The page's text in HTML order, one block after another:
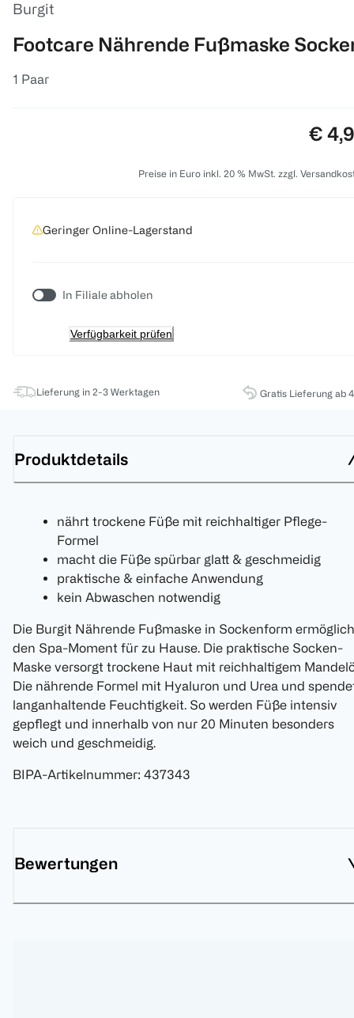
Burgit
Footcare Nährende Fußmaske
1 Paar
€
Preise in Euro inkl. 20 % MwSt. zzgl.
Geringer Online-Lagerstand
In Filiale abholen
Verfügbarkeit prüfen
Lieferung in 2-3 Werktagen Gratis Lieferung ab
Produktdetails
nährt trockene Füße mit reichhaltiger Pflege-
Formel
macht die Füße spürbar glatt & geschmeidig
praktische & einfache Anwendung
kein Abwaschen notwendig
Die Burgit Nährende Fußmaske in Sockenform
den Spa-Moment für zu Hause. Die praktische Socken-
Maske versorgt trockene Haut mit reichhaltigem
Die nährende Formel mit Hyaluron und Urea und
langanhaltende Feuchtigkeit. So werden Füße intensiv
gepflegt und innerhalb von nur 20 Minuten besonders
weich und geschmeidig.
BIPA-Artikelnummer: 437343
Bewertungen